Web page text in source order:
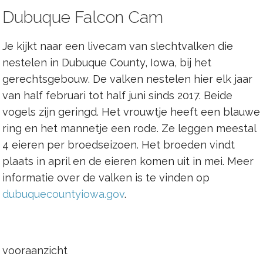
Dubuque Falcon Cam
Je kijkt naar een livecam van slechtvalken die
nestelen in Dubuque County, Iowa, bij het
gerechtsgebouw. De valken nestelen hier elk jaar
van half februari tot half juni sinds 2017. Beide
vogels zijn geringd. Het vrouwtje heeft een blauwe
ring en het mannetje een rode. Ze leggen meestal
4 eieren per broedseizoen. Het broeden vindt
plaats in april en de eieren komen uit in mei. Meer
informatie over de valken is te vinden op
dubuquecountyiowa.gov.
vooraanzicht